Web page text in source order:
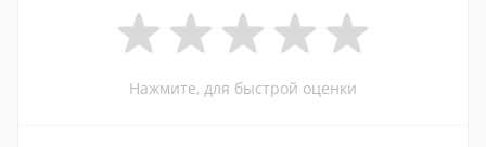
Нажмите, для быстрой оценки